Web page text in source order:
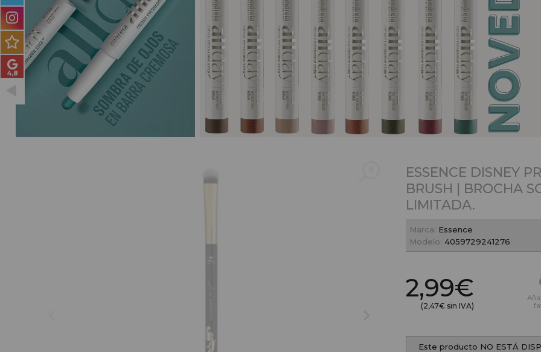
PRODUCTOS PARA
HOMBRES
MÉTODO CURLY
PACKS DE REGALO
OUTLET
ESSENCE DISNEY
BRUSH | BROCHA
LIMITADA.
Marca: Essence
Modelo: 4059729241276
2,99€
(2,47€ sin IVA)
Este producto NO ESTÁ